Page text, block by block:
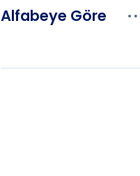
Alfabeye Göre